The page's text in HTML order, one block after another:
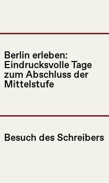
Berlin erleben:
Eindrucksvolle Tage
zum Abschluss der
Mittelstufe
Besuch des Schreibers